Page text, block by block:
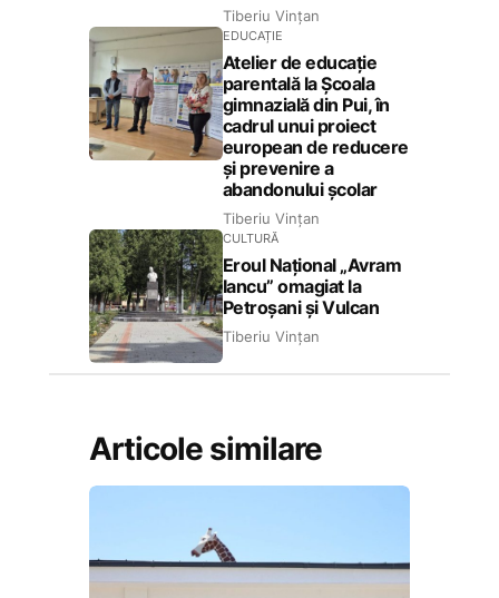
Tiberiu Vințan
EDUCAȚIE
Atelier de educație
parentală la Școala
gimnazială din Pui, în
cadrul unui proiect
european de reducere
și prevenire a
abandonului școlar
Tiberiu Vințan
CULTURĂ
Eroul Național „Avram
Iancu” omagiat la
Petroșani și Vulcan
Tiberiu Vințan
Articole similare